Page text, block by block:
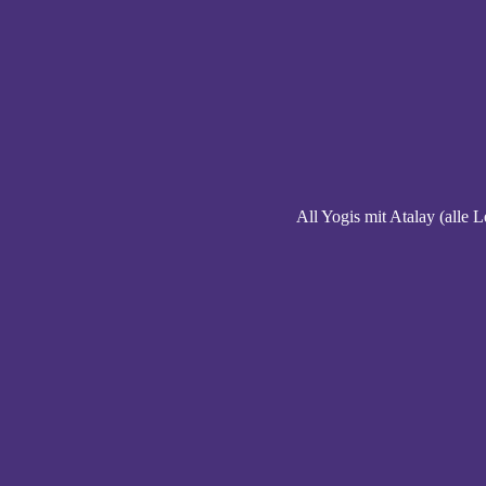
All Yogis mit Atalay (alle